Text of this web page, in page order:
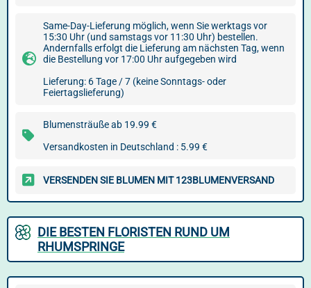
Same-Day-Lieferung möglich, wenn Sie werktags vor
15:30 Uhr (und samstags vor 11:30 Uhr) bestellen.
Andernfalls erfolgt die Lieferung am nächsten Tag, wenn
die Bestellung vor 17:00 Uhr aufgegeben wird
Lieferung: 6 Tage / 7 (keine Sonntags- oder
Feiertagslieferung)
Blumensträuße ab 19.99 €
Versandkosten in Deutschland : 5.99 €
VERSENDEN SIE BLUMEN MIT 123BLUMENVERSAND
DIE BESTEN FLORISTEN RUND UM
RHUMSPRINGE